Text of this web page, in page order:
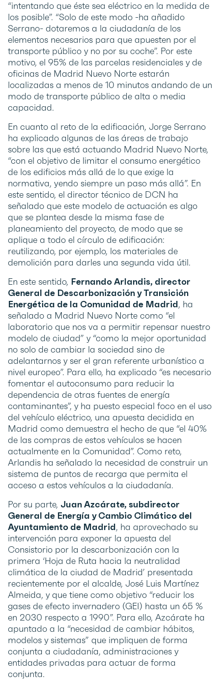
“intentando que éste sea eléctrico en la medida de
los posible”. “Solo de este modo -ha añadido
Serrano- dotaremos a la ciudadanía de los
elementos necesarios para que apuesten por el
transporte público y no por su coche”. Por este
motivo, el 95% de las parcelas residenciales y de
oficinas de Madrid Nuevo Norte estarán
localizadas a menos de 10 minutos andando de un
modo de transporte público de alta o media
capacidad.
En cuanto al reto de la edificación, Jorge Serrano
ha explicado algunas de las áreas de trabajo
sobre las que está actuando Madrid Nuevo Norte,
“con el objetivo de limitar el consumo energético
de los edificios más allá de lo que exige la
normativa, yendo siempre un paso más allá”. En
este sentido, el director técnico de DCN ha
señalado que este modelo de actuación es algo
que se plantea desde la misma fase de
planeamiento del proyecto, de modo que se
aplique a todo el círculo de edificación:
reutilizando, por ejemplo, los materiales de
demolición para darles una segunda vida útil.
En este sentido, Fernando Arlandis, director
General de Descarbonización y Transición
Energética de la Comunidad de Madrid, ha
señalado a Madrid Nuevo Norte como “el
laboratorio que nos va a permitir repensar nuestro
modelo de ciudad” y “como la mejor oportunidad
no solo de cambiar la sociedad sino de
adelantarnos y ser el gran referente urbanístico a
nivel europeo”. Para ello, ha explicado “es necesario
fomentar el autoconsumo para reducir la
dependencia de otras fuentes de energía
contaminantes”, y ha puesto especial foco en el uso
del vehículo eléctrico, una apuesta decidida en
Madrid como demuestra el hecho de que “el 40%
de las compras de estos vehículos se hacen
actualmente en la Comunidad”. Como reto,
Arlandis ha señalado la necesidad de construir un
sistema de puntos de recarga que permita el
acceso a estos vehículos a la ciudadanía.
Por su parte, Juan Azcárate, subdirector
General de Energía y Cambio Climático del
Ayuntamiento de Madrid, ha aprovechado su
intervención para exponer la apuesta del
Consistorio por la descarbonización con la
primera ‘Hoja de Ruta hacia la neutralidad
climática de la ciudad de Madrid’ presentada
recientemente por el alcalde, José Luis Martínez
Almeida, y que tiene como objetivo “reducir los
gases de efecto invernadero (GEI) hasta un 65 %
en 2030 respecto a 1990”. Para ello, Azcárate ha
apuntado a la “necesidad de cambiar hábitos,
modelos y sistemas” que impliquen de forma
conjunta a ciudadanía, administraciones y
entidades privadas para actuar de forma
conjunta.